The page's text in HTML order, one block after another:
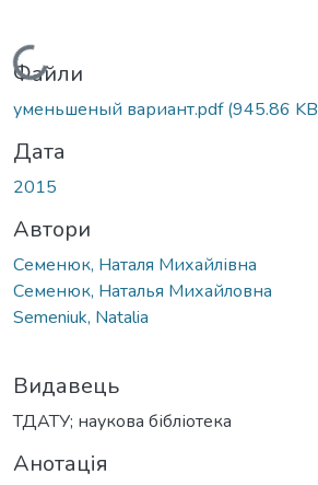
Вантажиться...
Файли
уменьшеный вариант.pdf(945.86
Дата
2015
Автори
Семенюк, Наталя Михайлівна
Семенюк, Наталья Михайловна
Semeniuk, Natalia
Видавець
ТДАТУ; наукова бібліотека
Анотація